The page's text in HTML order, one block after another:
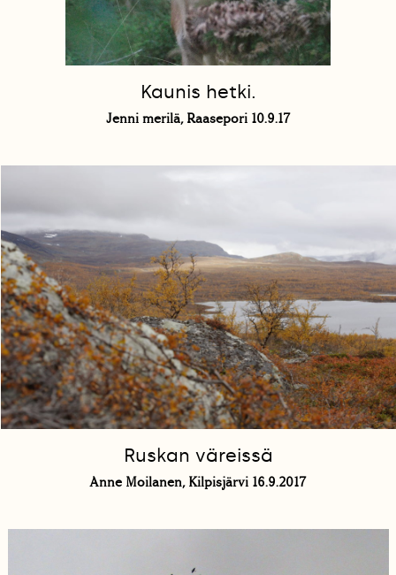
Kaunis hetki.
Jenni merilä, Raasepori 10.9.17
Ruskan väreissä
Anne Moilanen, Kilpisjärvi 16.9.2017